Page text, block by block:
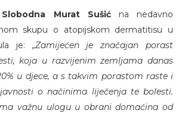
Murat Sušićna nedavno
skupu o atopijskom dermatitisu u
je: „Zamijećen je značajan porast
koja u razvijenim zemljama danas
u djece, a s takvim porastom raste i
o načinima liječenja te bolesti.
važnu ulogu u obrani domaćina od